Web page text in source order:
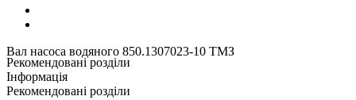
Вал насоса водяного 850.1307023-10 ТМЗ
Рекомендовані розділи
Інформація
Рекомендовані розділи